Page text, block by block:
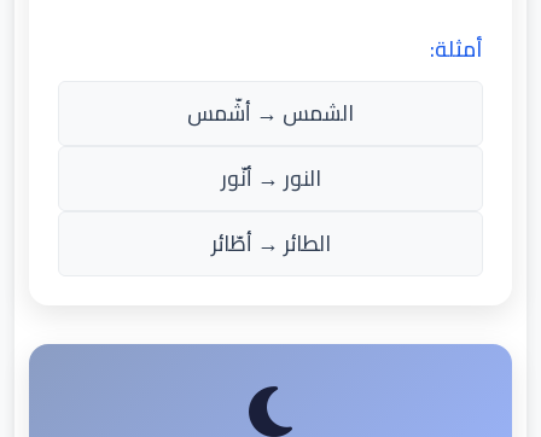
أمثلة:
الشمس → أشّمس
النور → أنّور
الطائر → أطّائر